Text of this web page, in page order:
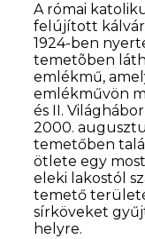
A római
felújított
1924-ben
temetõben
emlékmű,
emlékművön
és II.
2000.
temetőben
ötlete egy
eleki lakostól
temető
sírköveket
helyre.